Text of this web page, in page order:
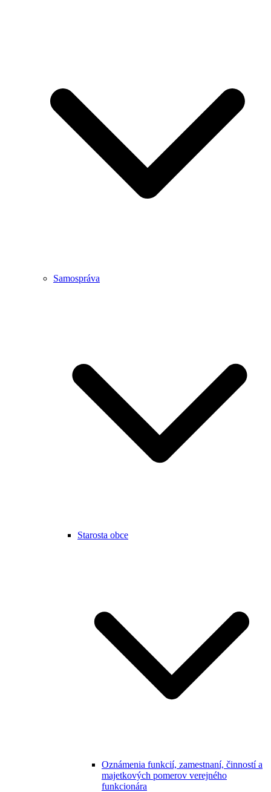
Samospráva
Starosta obce
Oznámenia funkcií, zamestnaní, činností a
majetkových pomerov verejného
funkcionára